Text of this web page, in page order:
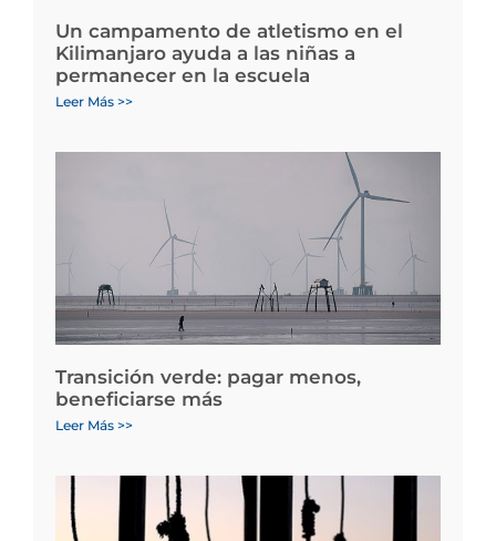
Un campamento de atletismo en el
Kilimanjaro ayuda a las niñas a
permanecer en la escuela
Leer Más >>
Transición verde: pagar menos,
beneficiarse más
Leer Más >>